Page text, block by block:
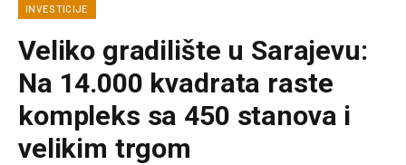
INVESTICIJE
Veliko gradilište u Sarajevu:
Na 14.000 kvadrata raste
kompleks sa 450 stanova i
velikim trgom